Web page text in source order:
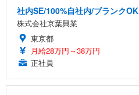
社内SE/100%自社内/ブランクOK
株式会社京葉興業
東京都
月給28万円～38万円
正社員